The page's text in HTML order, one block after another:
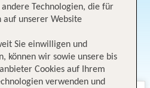
Technologien, die für
auf unserer Website
Sie einwilligen und
können wir sowie unsere bis
Cookies auf Ihrem
verwenden und